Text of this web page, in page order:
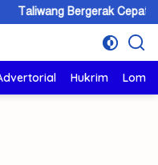
Cepat, 267 Balita
Hukrim